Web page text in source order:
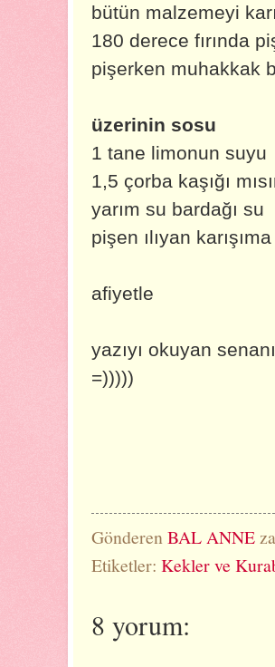
bütün malzemeyi
180 derece fırında
pişerken muhakkak
üzerinin sosu
1 tane limonun suyu
1,5 çorba kaşığı
yarım su bardağı su
pişen ılıyan
afiyetle
yazıyı okuyan
=)))))
GönderenBAL ANNE
Etiketler: Kekler ve
8 yorum: